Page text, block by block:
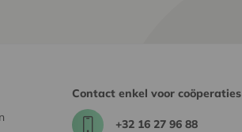
Contact enkel voor coöperaties
+32 16 27 96 88